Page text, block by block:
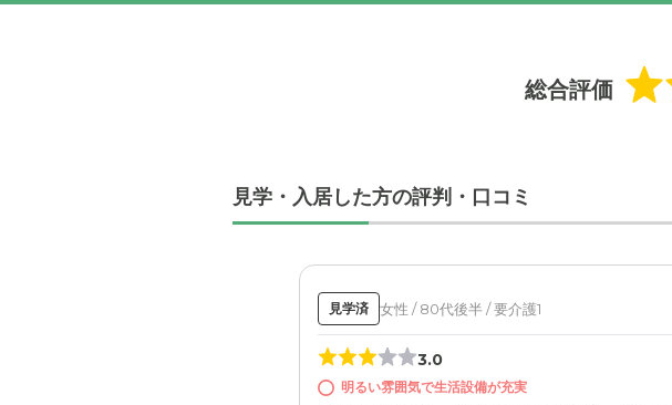
総合評価
見学・入居した方の評判・口コミ
見学済 女性 / 80代後半 / 要介護1
3.0
明るい雰囲気で生活設備が充実